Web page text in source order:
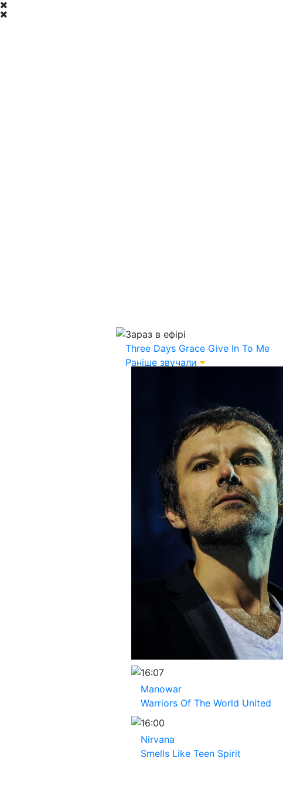
Зараз в ефірі
Three Days Grace Give In To Me
Раніше звучали
16:07
Manowar
Warriors Of The World United
16:00
Nirvana
Smells Like Teen Spirit